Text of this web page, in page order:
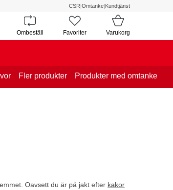
CSR|Omtanke|Kundtjänst
Ombeställ Favoriter Varukorg
Fler produkter Produkter med omtanke
Oavsett du är på jakt efter kakor